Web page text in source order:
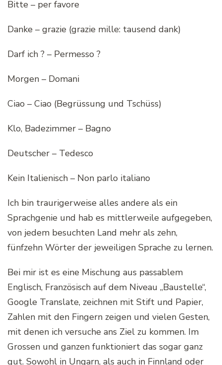
Bitte – per favore
Danke – grazie (grazie mille: tausend dank)
Darf ich ? – Permesso ?
Morgen – Domani
Ciao – Ciao (Begrüssung und Tschüss)
Klo, Badezimmer – Bagno
Deutscher – Tedesco
Kein Italienisch – Non parlo italiano
Ich bin traurigerweise alles andere als ein
Sprachgenie und hab es mittlerweile aufgegeben,
von jedem besuchten Land mehr als zehn,
fünfzehn Wörter der jeweiligen Sprache zu lernen.
Bei mir ist es eine Mischung aus passablem
Englisch, Französisch auf dem Niveau „Baustelle“,
Google Translate, zeichnen mit Stift und Papier,
Zahlen mit den Fingern zeigen und vielen Gesten,
mit denen ich versuche ans Ziel zu kommen. Im
Grossen und ganzen funktioniert das sogar ganz
gut. Sowohl in Ungarn, als auch in Finnland oder